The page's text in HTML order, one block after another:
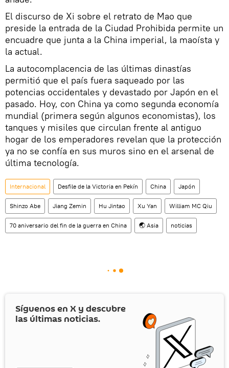
El discurso de Xi sobre el retrato de Mao que
preside la entrada de la Ciudad Prohibida permite un
encuadre que junta a la China imperial, la maoísta y
la actual.
La autocomplacencia de las últimas dinastías
permitió que el país fuera saqueado por las
potencias occidentales y devastado por Japón en el
pasado. Hoy, con China ya como segunda economía
mundial (primera según algunos economistas), los
tanques y misiles que circulan frente al antiguo
hogar de los emperadores revelan que la protección
ya no se confía en sus muros sino en el arsenal de
última tecnología.
Internacional Desfile de la Victoria en Pekín China Japón
Shinzo Abe Jiang Zemin Hu Jintao Xu Yan William MC Qiu
70 aniversario del fin de la guerra en China 🌏 Asia noticias
Síguenos en X y descubre
las últimas noticias.